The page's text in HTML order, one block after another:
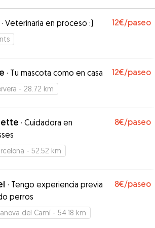
· Veterinaria en proceso :) 12€/paseo
· Tu mascota como en casa 12€/paseo
- 28.72 km
· Cuidadora en
8€/paseo
- 52.52 km
· Tengo experiencia previa
perros
8€/paseo
del Camí - 54.18 km